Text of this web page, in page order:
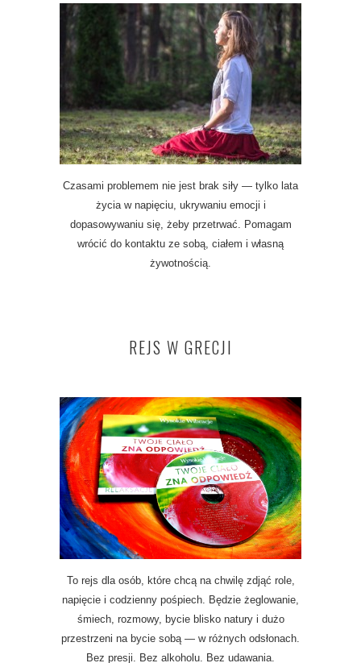
Czasami problemem nie jest brak siły — tylko lata
życia w napięciu, ukrywaniu emocji i
dopasowywaniu się, żeby przetrwać. Pomagam
wrócić do kontaktu ze sobą, ciałem i własną
żywotnością.
REJS W GRECJI
To rejs dla osób, które chcą na chwilę zdjąć role,
napięcie i codzienny pośpiech. Będzie żeglowanie,
śmiech, rozmowy, bycie blisko natury i dużo
przestrzeni na bycie sobą — w różnych odsłonach.
Bez presji. Bez alkoholu. Bez udawania.